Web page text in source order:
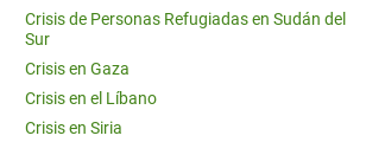
Crisis de Personas Refugiadas en Sudán del
Sur
Crisis en Gaza
Crisis en el Líbano
Crisis en Siria